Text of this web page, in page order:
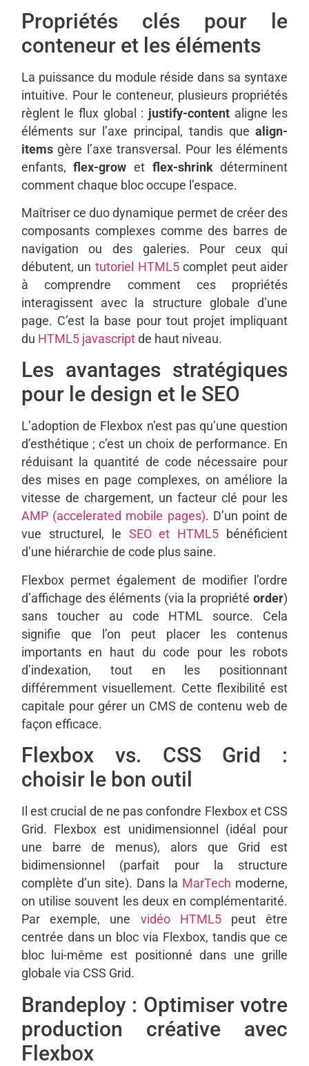
Propriétés clés pour le
conteneur et les éléments
La puissance du module réside dans sa syntaxe
intuitive. Pour le conteneur, plusieurs propriétés
règlent le flux global : justify-contentaligne les
éléments sur l’axe principal, tandis quealign-
itemsgère l’axe transversal. Pour les éléments
enfants,flex-grow et flex-shrinkdéterminent
comment chaque bloc occupe l’espace.
Maîtriser ce duo dynamique permet de créer des
composants complexes comme des barres de
navigation ou des galeries. Pour ceux qui
débutent, un tutoriel HTML5complet peut aider
à comprendre comment ces propriétés
interagissent avec la structure globale d’une
page. C’est la base pour tout projet impliquant
du HTML5 javascriptde haut niveau.
Les avantages stratégiques
pour le design et le SEO
L’adoption de Flexbox n’est pas qu’une question
d’esthétique ; c’est un choix de performance. En
réduisant la quantité de code nécessaire pour
des mises en page complexes, on améliore la
vitesse de chargement, un facteur clé pour les
AMP (accelerated mobile pages). D’un point de
vue structurel, le SEO et HTML5 bénéficient
d’une hiérarchie de code plus saine.
Flexbox permet également de modifier l’ordre
d’affichage des éléments (via la propriétéorder)
sans toucher au code HTML source. Cela
signifie que l’on peut placer les contenus
importants en haut du code pour les robots
d’indexation, tout en les positionnant
différemment visuellement. Cette flexibilité est
capitale pour gérer un CMS de contenu web de
façon efficace.
Flexbox vs. CSS Grid :
choisir le bon outil
Il est crucial de ne pas confondre Flexbox et CSS
Grid. Flexbox est unidimensionnel (idéal pour
une barre de menus), alors que Grid est
bidimensionnel (parfait pour la structure
complète d’un site). Dans la MarTech moderne,
on utilise souvent les deux en complémentarité.
Par exemple, une vidéo HTML5peut être
centrée dans un bloc via Flexbox, tandis que ce
bloc lui-même est positionné dans une grille
globale via CSS Grid.
Brandeploy : Optimiser votre
production créative avec
Flexbox